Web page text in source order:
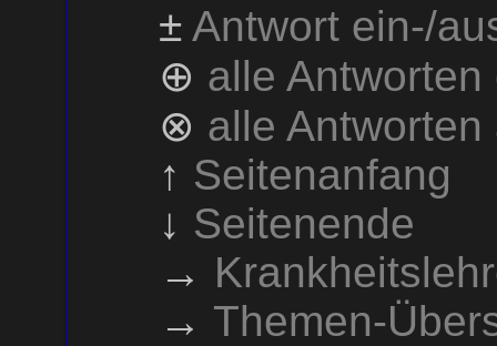
± Antwort ein-/
⊕ alle
⊗ alle
↑ Seitenanfang
↓ Seitenende
→
→ Themen-